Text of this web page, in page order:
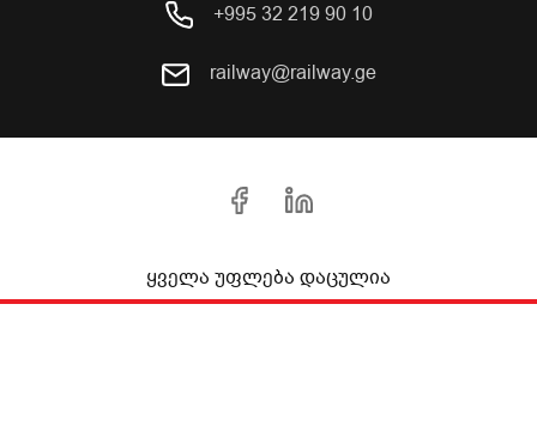
+995 32 219 90 10
railway@railway.ge
ყველა უფლება დაცულია